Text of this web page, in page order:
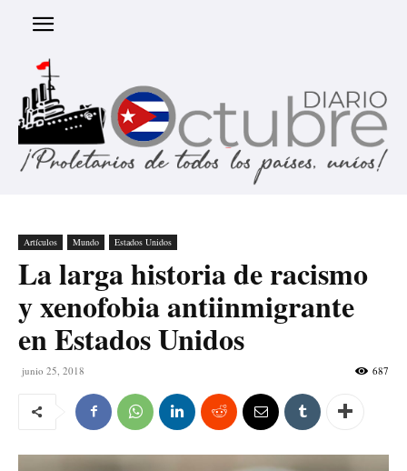
Artículos Mundo Estados Unidos
La larga historia de racismo
y xenofobia antiinmigrante
en Estados Unidos
junio 25, 2018 687